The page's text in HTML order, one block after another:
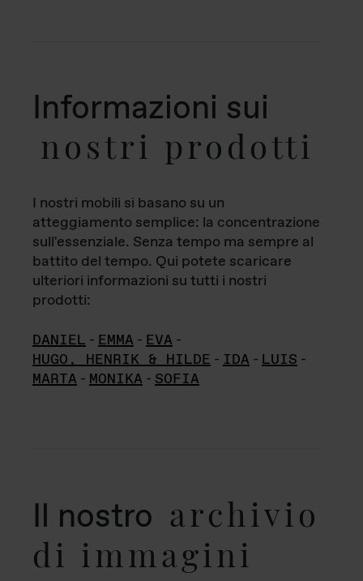
Informazioni sui
nostri prodotti
I nostri mobili si basano su un
atteggiamento semplice: la concentrazione
sull'essenziale. Senza tempo ma sempre al
battito del tempo. Qui potete scaricare
ulteriori informazioni su tutti i nostri
prodotti:
DANIEL - EMMA - EVA -
HUGO, HENRIK & HILDE - IDA - LUIS -
MARTA - MONIKA - SOFIA
Il nostro archivio
di immagini